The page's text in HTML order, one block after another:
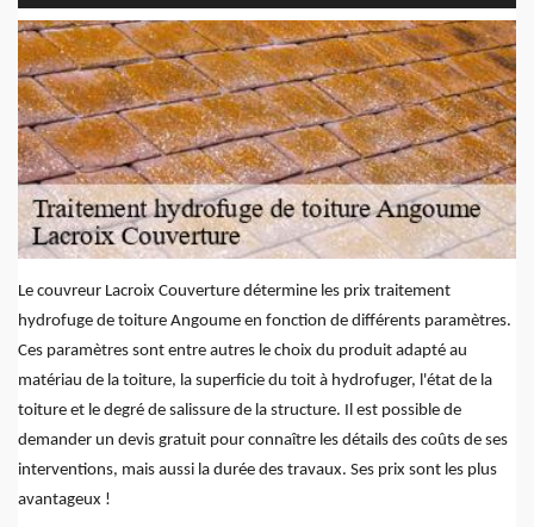
Le couvreur Lacroix Couverture détermine les prix traitement
hydrofuge de toiture Angoume en fonction de différents paramètres.
Ces paramètres sont entre autres le choix du produit adapté au
matériau de la toiture, la superficie du toit à hydrofuger, l'état de la
toiture et le degré de salissure de la structure. Il est possible de
demander un devis gratuit pour connaître les détails des coûts de ses
interventions, mais aussi la durée des travaux. Ses prix sont les plus
avantageux !